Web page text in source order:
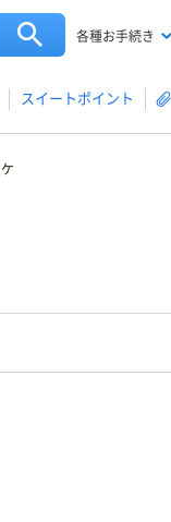
各種お手続き
スイートポイント